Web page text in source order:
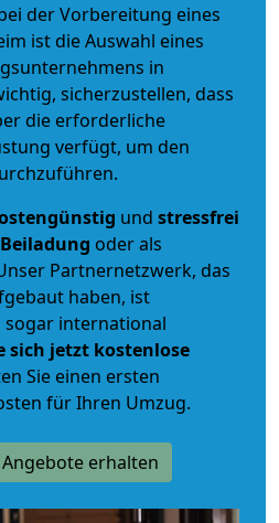
der Vorbereitung eines
ist die Auswahl eines
in
sicherzustellen, dass
die erforderliche
verfügt, um den
und stressfrei
Beiladung oder als
Partnernetzwerk, das
haben, ist
international
sich jetzt kostenlose
Sie einen ersten
für Ihren Umzug.
erhalten